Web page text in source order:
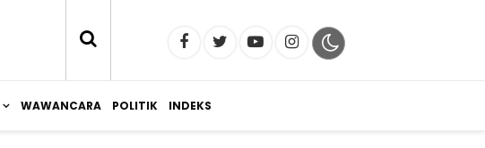
WAWANCARA POLITIK INDEKS